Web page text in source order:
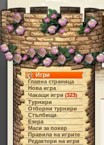
Игри
Главна страница
Нова игра
Чакащи игри (323)
Турнири
Отборни турнири
Стълбища
Езера
Маси за покер
Правила на игрите
Редактори на игри